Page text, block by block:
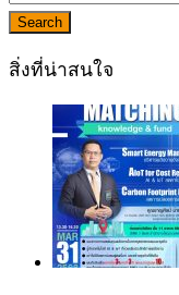
Search
สิ่งที่น่าสนใจ